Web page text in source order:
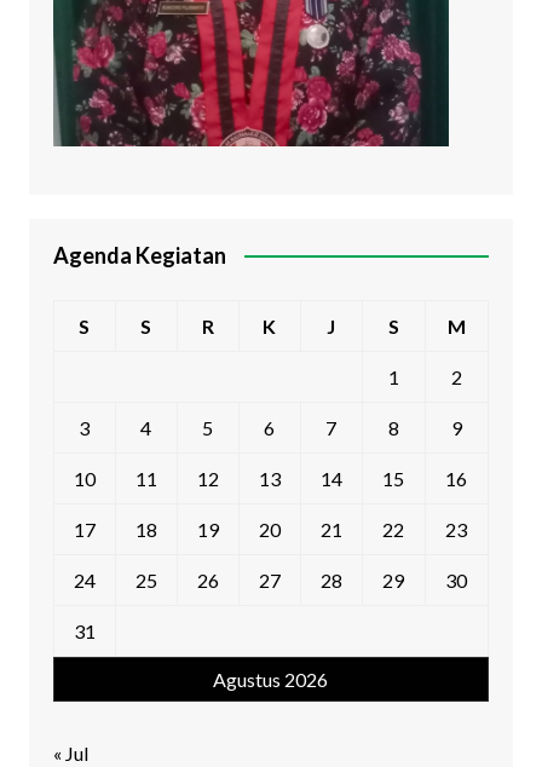
Agenda Kegiatan
Agustus 2026
S S R K J S M
1 2
3 4 5 6 7 8 9
10 11 12 13 14 15 16
17 18 19 20 21 22 23
24 25 26 27 28 29 30
31
« Jul